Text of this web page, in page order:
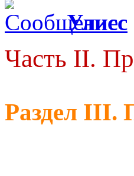
Улисс
Часть II.
Раздел III.